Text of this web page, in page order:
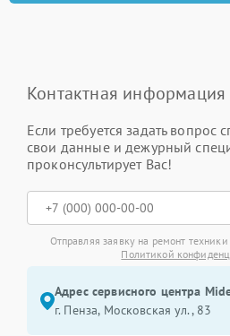
Контактная информация
Если требуется задать вопрос
свои данные и дежурный
проконсультирует Вас!
Отправляя заявку на ремонт
Политикой
Адрес сервисного центра
г. Пенза, Московская ул., 83